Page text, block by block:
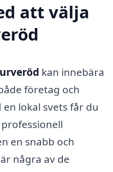
att välja
kan innebära
företag och
lokal svets får du
en snabb och
några av de